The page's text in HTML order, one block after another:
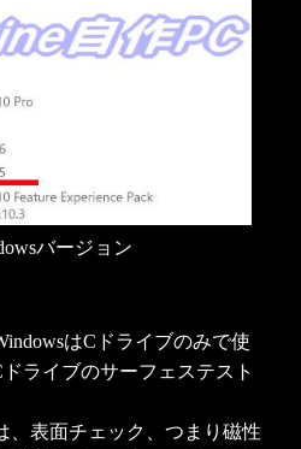
バージョン
はCドライブのみで使
ライブのサーフェステスト
、表面チェック、つまり磁性